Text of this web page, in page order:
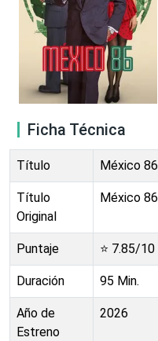
Ficha Técnica
Título México 86
Título
Original
México 86
Puntaje ⭐ 7.85/10
Duración 95 Min.
Año de
Estreno
2026